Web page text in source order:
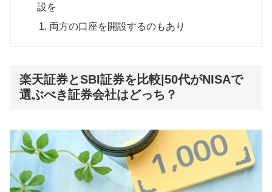
設を
両方の口座を開設するのもあり
楽天証券とSBI証券を比較|50代がNISAで
選ぶべき証券会社はどっち？